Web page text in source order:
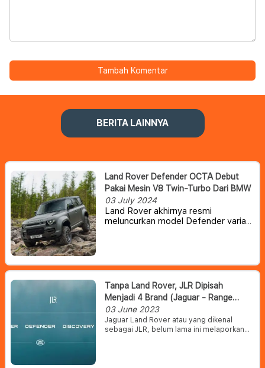
Tambah Komentar
BERITA LAINNYA
Land Rover Defender OCTA Debut
Pakai Mesin V8 Twin-Turbo Dari BMW
03 July 2024
Land Rover akhirnya resmi
meluncurkan model Defender varian
menghasilkan tenaga sebesar 626
hp.
Tanpa Land Rover, JLR Dipisah
Menjadi 4 Brand (Jaguar - Range
Rover - Defender - Discovery)
03 June 2023
Jaguar Land Rover atau yang dikenal
sebagai JLR, belum lama ini melaporkan